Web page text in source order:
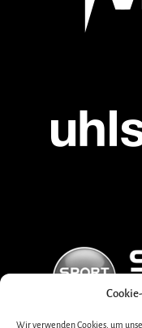
Wir verwenden Cookies, um